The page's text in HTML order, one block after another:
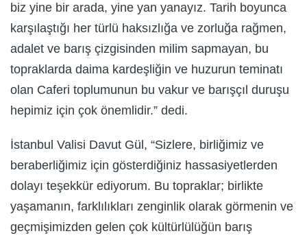
biz yine bir arada, yine yan yanayız. Tarih boyunca
karşılaştığı her türlü haksızlığa ve zorluğa rağmen,
adalet ve barış çizgisinden milim sapmayan, bu
topraklarda daima kardeşliğin ve huzurun teminatı
olan Caferi toplumunun bu vakur ve barışçıl duruşu
hepimiz için çok önemlidir.” dedi.
İstanbul Valisi Davut Gül, “Sizlere, birliğimiz ve
beraberliğimiz için gösterdiğiniz hassasiyetlerden
dolayı teşekkür ediyorum. Bu topraklar; birlikte
yaşamanın, farklılıkları zenginlik olarak görmenin ve
geçmişimizden gelen çok kültürlülüğün barış